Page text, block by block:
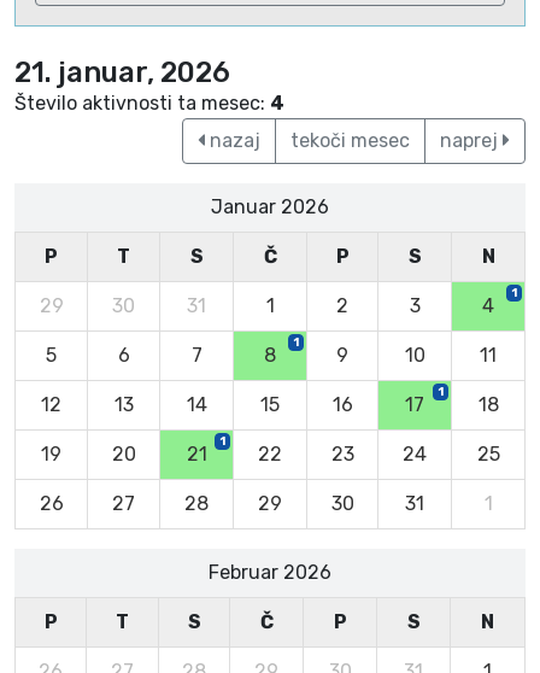
21. januar, 2026
Število aktivnosti ta mesec: 4
nazaj
tekoči mesec naprej
Januar 2026
P T S Č P S N
29 30 31 1 2 3 4
1
5 6 7 8
1
9 10 11
12 13 14 15 16 17
1
18
19 20 21
1
22 23 24 25
26 27 28 29 30 31 1
Februar 2026
P T S Č P S N